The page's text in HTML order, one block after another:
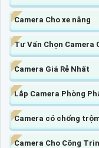
Camera Cho xe nâng
Tư Vấn Chọn Camera
Camera Giá Rẻ Nhất
Lắp Camera Phòng
Camera có chống
Camera Cho Công